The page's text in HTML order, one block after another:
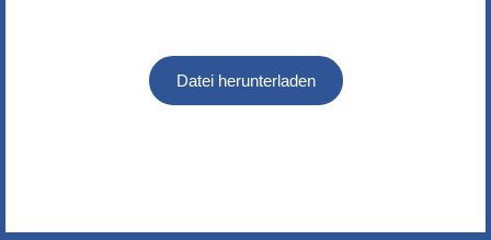
Datei herunterladen